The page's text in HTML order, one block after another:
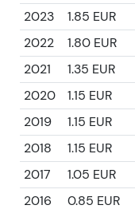
2023
1.85 EUR
2022
1.80 EUR
2021
1.35 EUR
2020
1.15 EUR
2019
1.15 EUR
2018
1.15 EUR
2017
1.05 EUR
2016
0.85 EUR